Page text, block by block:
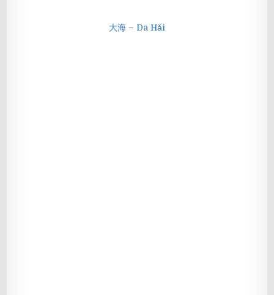
大海 – Da Hǎi